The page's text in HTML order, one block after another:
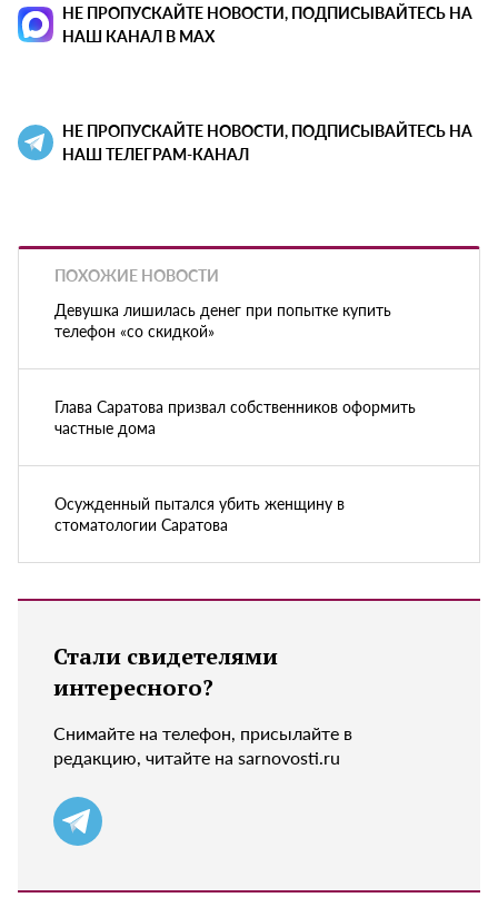
НЕ ПРОПУСКАЙТЕ НОВОСТИ, ПОДПИСЫВАЙТЕСЬ НА
НАШ КАНАЛ В MAX
НЕ ПРОПУСКАЙТЕ НОВОСТИ, ПОДПИСЫВАЙТЕСЬ НА
НАШ ТЕЛЕГРАМ-КАНАЛ
ПОХОЖИЕ НОВОСТИ
Девушка лишилась денег при попытке купить
телефон «со скидкой»
Глава Саратова призвал собственников оформить
частные дома
Осужденный пытался убить женщину в
стоматологии Саратова
Стали свидетелями
интересного?
Снимайте на телефон, присылайте в
редакцию, читайте на sarnovosti.ru